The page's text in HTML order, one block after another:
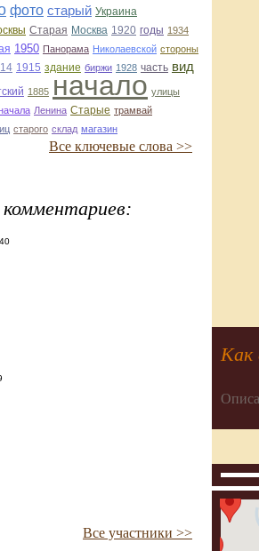
фото старый Украина
Старая Москва 1920 годы 1934
1950 Панорама Николаевской стороны
1915 здание биржи 1928 часть вид
1885 начало улицы
Ленина Старые трамвай
старого склад магазин
Все ключевые слова >>
комментариев:
Все участники >>
Как